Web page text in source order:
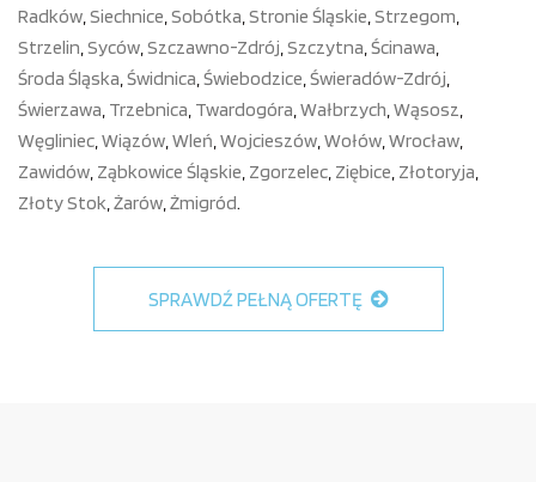
Radków,Siechnice,Sobótka,Stronie Śląskie,Strzegom,
Strzelin,Syców,Szczawno-Zdrój,Szczytna,Ścinawa,
Środa Śląska,Świdnica,Świebodzice,Świeradów-Zdrój,
Świerzawa, Trzebnica, Twardogóra,Wałbrzych,Wąsosz,
Węgliniec,Wiązów,Wleń,Wojcieszów,Wołów,Wrocław,
Zawidów, Ząbkowice Śląskie, Zgorzelec, Ziębice, Złotoryja,
Złoty Stok,Żarów,Żmigród.
SPRAWDŹ PEŁNĄ OFERTĘ